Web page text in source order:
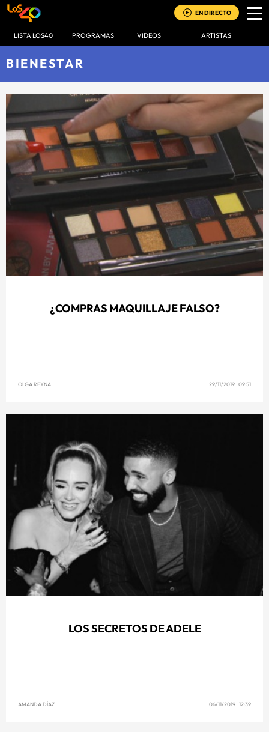
EN DIRECTO
LISTA LOS40 PROGRAMAS VIDEOS ARTISTAS
BIENESTAR
¿COMPRAS MAQUILLAJE FALSO?
OLGA REYNA 29/11/2019 09:51
LOS SECRETOS DE ADELE
AMANDA DÍAZ 06/11/2019 12:39